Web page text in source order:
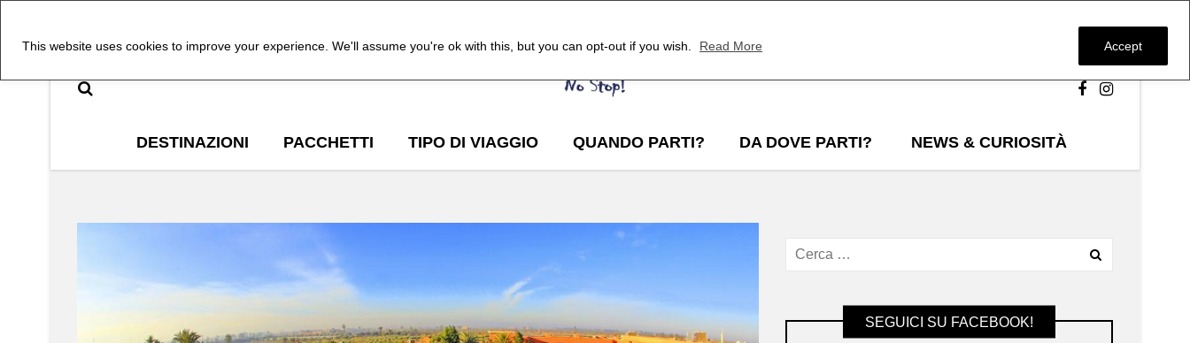
This website uses cookies to improve your experience. We'll assume you're ok with this, but you can opt-out if you wish. Read More Accept
DESTINAZIONI PACCHETTI TIPO DI VIAGGIO QUANDO PARTI? DA DOVE PARTI? NEWS & CURIOSITÀ
SEGUICI SU FACEBOOK!